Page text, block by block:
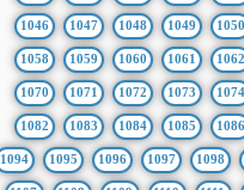
1046 1047 1048 1049 1050
1058 1059 1060 1061 1062
1070 1071 1072 1073 1074
1082 1083 1084 1085 1086
1094 1095 1096 1097 1098